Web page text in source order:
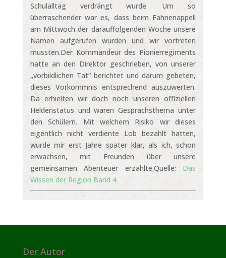
Schulalltag verdrängt wurde. Um so
überraschender war es, dass beim Fahnenappell
am Mittwoch der darauffolgenden Woche unsere
Namen aufgerufen wurden und wir vortreten
mussten.Der Kommandeur des Pionierregiments
hatte an den Direktor geschrieben, von unserer
„vorbildlichen Tat“ berichtet und darum gebeten,
dieses Vorkommnis entsprechend auszuwerten.
Da erhielten wir doch noch unseren offiziellen
Heldenstatus und waren Gesprächsthema unter
den Schülern. Mit welchem Risiko wir dieses
eigentlich nicht verdiente Lob bezahlt hatten,
wurde mir erst Jahre später klar, als ich, schon
erwachsen, mit Freunden über unsere
gemeinsamen Abenteuer erzählte.Quelle: Das
Wissen der Region Band 4
Der Autor